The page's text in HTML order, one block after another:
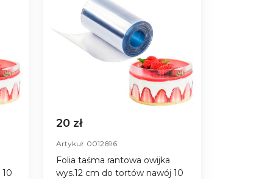
20 zł
Artykuł: 0012696
Folia taśma rantowa owijka
wys.12 cm do tortów nawój 10